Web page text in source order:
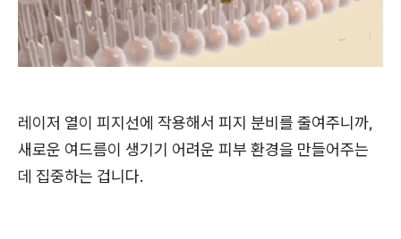
레이저 열이 피지선에 작용해서 피지 분비를 줄여주니까,
새로운 여드름이 생기기 어려운 피부 환경을 만들어주는
데 집중하는 겁니다.